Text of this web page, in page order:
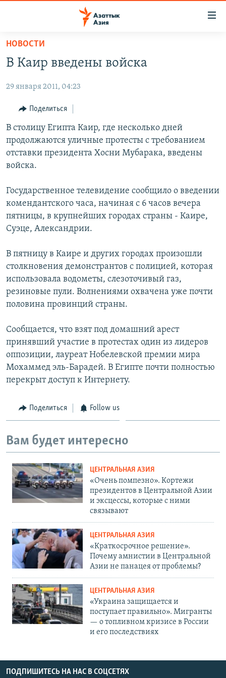
Вернуться
основному
Вернутся
навигации
Вернутся
поиску
КАЗАХСТАН
КЫРГЫЗСТАН
УЗБЕКИСТАН
ТАДЖИКИСТАН
НОВОСТИ
ВОЙНА В УКРАИНЕ
НА ДРУГИХ ЯЗЫКАХ
ҚАЗАҚША
КЫРГЫЗЧА
ЎЗБЕКЧА
ПОДПИШИТЕСЬ НА НАС В СОЦСЕТЯХ
НОВОСТИ
В Каир введены войска
29 января 2011, 04:23
Поделиться
В столицу Египта Каир, где несколько дней
продолжаются уличные протесты с требованием
отставки президента Хосни Мубарака, введены
войска.
Государственное телевидение сообщило о введении
комендантского часа, начиная с 6 часов вечера
пятницы, в крупнейших городах страны - Каире,
Суэце, Александрии.
В пятницу в Каире и других городах произошли
столкновения демонстрантов с полицией, которая
использовала водометы, слезоточивый газ,
резиновые пули. Волнениями охвачена уже почти
половина провинций страны.
Сообщается, что взят под домашний арест
принявший участие в протестах один из лидеров
оппозиции, лауреат Нобелевской премии мира
Мохаммед эль-Барадей. В Египте почти полностью
перекрыт доступ к Интернету.
Поделиться Follow us
Вам будет интересно
ЦЕНТРАЛЬНАЯ АЗИЯ
«Очень помпезно». Кортежи
президентов в Центральной Азии
и эксцессы, которые с ними
связывают
ЦЕНТРАЛЬНАЯ АЗИЯ
«Краткосрочное решение».
Почему амнистии в Центральной
Азии не панацея от проблемы?
ЦЕНТРАЛЬНАЯ АЗИЯ
«Украина защищается и
поступает правильно». Мигранты
— о топливном кризисе в России
и его последствиях
ПОДПИШИТЕСЬ НА НАС В СОЦСЕТЯХ